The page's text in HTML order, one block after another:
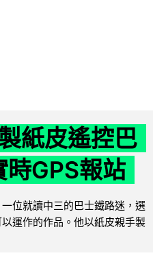
紙皮遙控巴
GPS報站
位就讀中三的巴士鐵路迷，選
運作的作品。他以紙皮親手製